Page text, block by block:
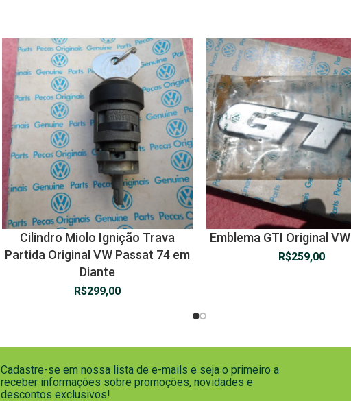
Cilindro Miolo Ignição Trava
Partida Original VW Passat 74 em
Diante
R$299,00
Emblema GTI Original
R$259,00
Cadastre-se em nossa lista de e-mails e seja o primeiro a
receber informações sobre promoções, novidades e
descontos exclusivos!